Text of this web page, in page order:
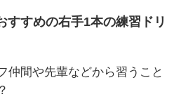
すすめの右手1本の練習ドリ
仲間や先輩などから習うこと